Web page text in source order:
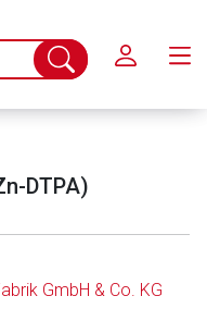
Suche
abschicken
DTPA)
GmbH & Co. KG